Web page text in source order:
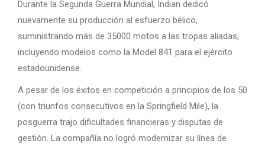
Durante la Segunda Guerra Mundial, Indian dedicó
nuevamente su producción al esfuerzo bélico,
suministrando más de 35000 motos a las tropas aliadas,
incluyendo modelos como la Model 841 para el ejército
estadounidense.
A pesar de los éxitos en competición a principios de los 50
(con triunfos consecutivos en la Springfield Mile), la
posguerra trajo dificultades financieras y disputas de
gestión. La compañía no logró modernizar su línea de